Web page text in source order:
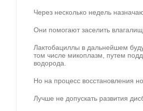
Через несколько недель
Они помогают заселить
Лактобациллы в дальнейшем
том числе микоплазм, путем
водорода.
Но на процесс восстановления
Лучше не допускать развития